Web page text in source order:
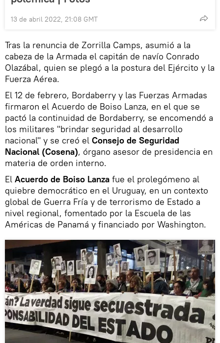
13 de abril 2022, 21:08 GMT
Tras la renuncia de Zorrilla Camps, asumió a la
cabeza de la Armada el capitán de navío Conrado
Olazábal, quien se plegó a la postura del Ejército y la
Fuerza Aérea.
El 12 de febrero, Bordaberry y las Fuerzas Armadas
firmaron el Acuerdo de Boiso Lanza, en el que se
pactó la continuidad de Bordaberry, se encomendó a
los militares "brindar seguridad al desarrollo
nacional" y se creó el Consejo de Seguridad
Nacional (Cosena), órgano asesor de presidencia en
materia de orden interno.
El Acuerdo de Boiso Lanza fue el prolegómeno al
quiebre democrático en el Uruguay, en un contexto
global de Guerra Fría y de terrorismo de Estado a
nivel regional, fomentado por la Escuela de las
Américas de Panamá y financiado por Washington.